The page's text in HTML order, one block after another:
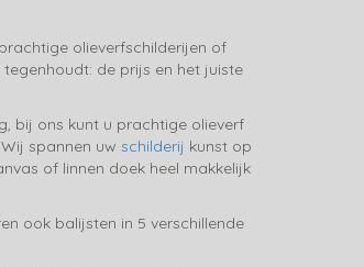
olieverfschilderijen of
de prijs en het juiste
bij ons kunt u prachtige olieverf
spannen uw schilderij kunst op
of linnen doek heel makkelijk
ook balijsten in 5 verschillende